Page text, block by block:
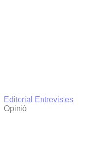
Editorial
Entrevistes
Opinió